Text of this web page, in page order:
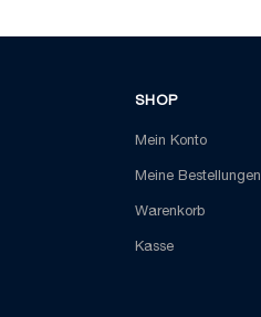
SHOP
Mein Konto
Meine Bestellungen
Warenkorb
Kasse